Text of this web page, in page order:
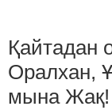
Қайтадан
Оралхан,
мына Жақ!